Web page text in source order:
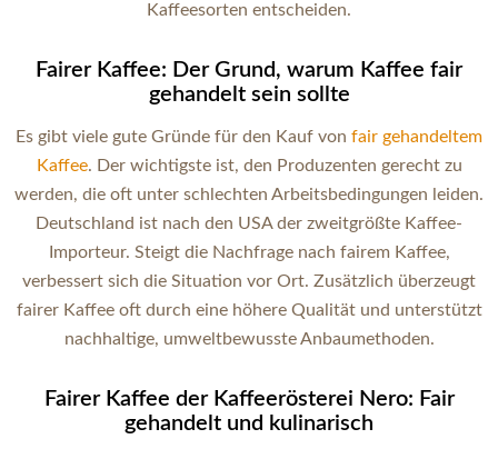
Kaffeesorten entscheiden.
Fairer Kaffee: Der Grund, warum Kaffee fair
gehandelt sein sollte
Es gibt viele gute Gründe für den Kauf von fair gehandeltem
Kaffee. Der wichtigste ist, den Produzenten gerecht zu
werden, die oft unter schlechten Arbeitsbedingungen leiden.
Deutschland ist nach den USA der zweitgrößte Kaffee-
Importeur. Steigt die Nachfrage nach fairem Kaffee,
verbessert sich die Situation vor Ort. Zusätzlich überzeugt
fairer Kaffee oft durch eine höhere Qualität und unterstützt
nachhaltige, umweltbewusste Anbaumethoden.
Fairer Kaffee der Kaffeerösterei Nero: Fair
gehandelt und kulinarisch